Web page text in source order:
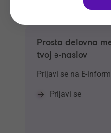
Prosta delovna
tvoj e-naslov
Prijavi se na E-
Prijavi se